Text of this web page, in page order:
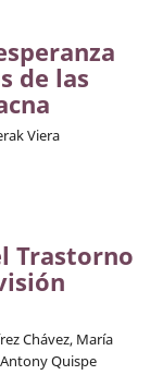
de las
Viera
Trastorno
Chávez, María
Quispe